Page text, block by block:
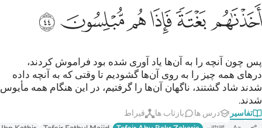
ﳖﳗﳘﳙﳚﳛ
پس چون آنچه را به آن‌ها یاد آوری شده بود فراموش کردند،
درهای همه چیز را به روی آن‌ها گشودیم تا وقتی که به آنچه داده
شدند شاد گشتند، ناگهان آن‌ها را گرفتیم، در این هنگام همه مأیوس
شدند.
تفاسیر درس ها بازتاب ها قیراط